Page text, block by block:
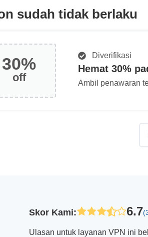
sudah tidak berlaku
30%
off
Diverifikasi
Hemat 30%
Ambil penawaran
Skor Kami: 6.7
Ulasan untuk layanan VPN ini